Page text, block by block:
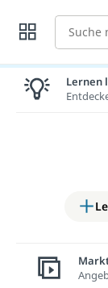
Suche
Lernen